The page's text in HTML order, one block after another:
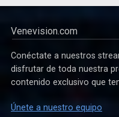
Venevision.com
Conéctate a nuestros
disfrutar de toda nuestra
contenido exclusivo que
Únete a nuestro equipo